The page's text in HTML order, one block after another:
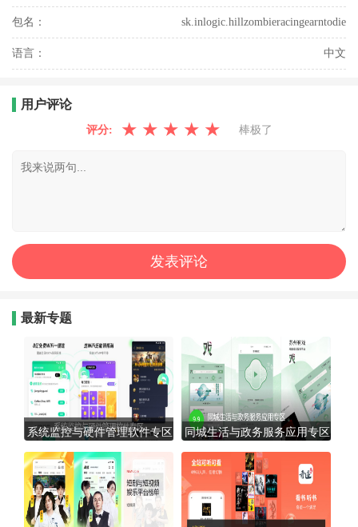
包名： sk.inlogic.hillzombieracingearntodie
语言： 中文
用户评论
评分: ★ ★ ★ ★ ★ 棒极了
最新专题
系统监控与硬件管理软件专区 同城生活与政务服务应用专区